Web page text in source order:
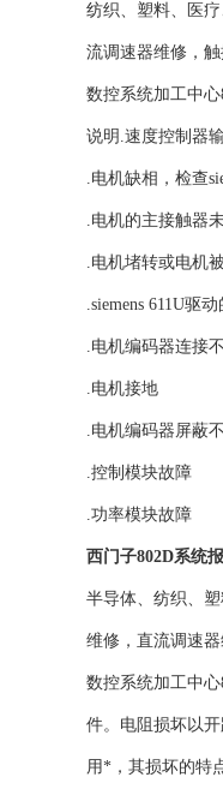
纺织、塑料、医
流调速器维修，
数控系统加工中心
说明.速度控制器
.电机缺相，检查
.电机的主接触器
.电机堵转或电机
.siemens 611U驱
.电机编码器连接
.电机接地
.电机编码器屏蔽
.控制模块故障
.功率模块故障
西门子802D系统
半导体、纺织、
维修，直流调速
数控系统加工中
件。电阻损坏以
用*，其损坏的特